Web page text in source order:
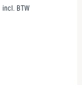
incl. BTW